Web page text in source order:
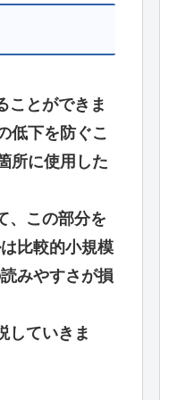
ことができま
低下を防ぐこ
所に使用した
、この部分を
比較的小規模
みやすさが損
していきま